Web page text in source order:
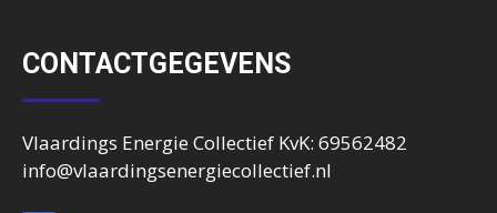
CONTACTGEGEVENS
Vlaardings Energie Collectief KvK: 69562482
info@vlaardingsenergiecollectief.nl